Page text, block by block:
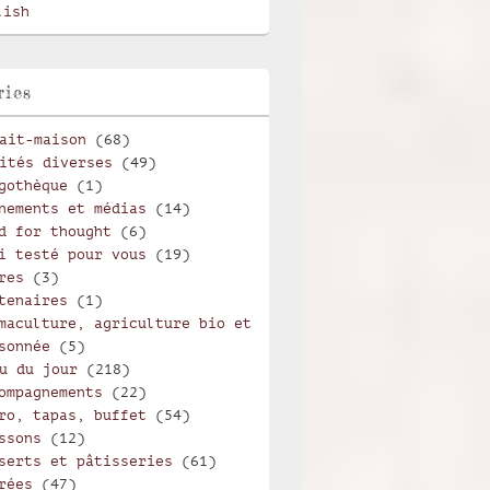
maison (68)
diverses (49)
(1)
et médias (14)
for thought (6)
testé pour vous (19)
(3)
(1)
agriculture bio et
(5)
du jour (218)
(22)
tapas, buffet (54)
(12)
et pâtisseries (61)
(47)